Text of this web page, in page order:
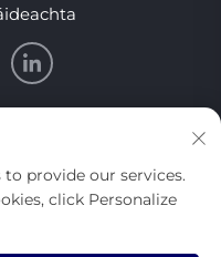
a fháil
provide our services.
click Personalize